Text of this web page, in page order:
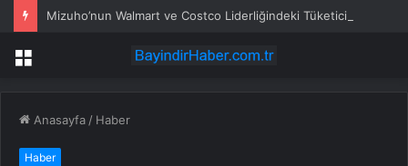
Menü
Anasayfa / Haber
Haber